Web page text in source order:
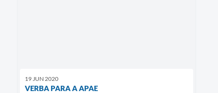
19 JUN 2020
VERBA PARA A APAE